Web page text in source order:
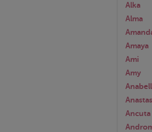
Alka
Alma
Amaya
Ami
Amy
Ancuta